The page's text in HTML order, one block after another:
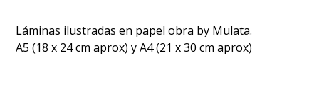
Láminas ilustradas en papel obra by Mulata.
A5 (18 x 24 cm aprox) y A4 (21 x 30 cm aprox)